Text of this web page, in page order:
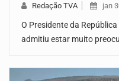
Redação TVA jan
O Presidente da
admitiu estar muito